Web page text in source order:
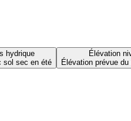
hydrique
sol sec en été
Élévation
Élévation prévue